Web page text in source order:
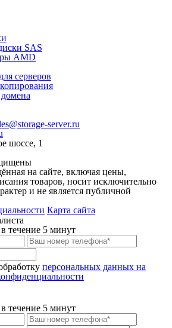
SAS
AMD
серверов
server.ru
шоссе, 1
на сайте, включая цены,
товаров, носит исключительно
и не является публичной
Карта сайта
течение 5 минут
персональных данных на
течение 5 минут